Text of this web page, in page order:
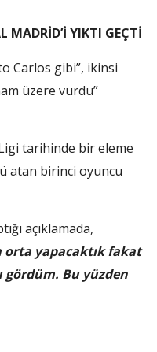
MADRİD’İ YIKTI GEÇTİ
Carlos gibi”, ikinsi
üzere vurdu”
tarihinde bir eleme
atan birinci oyuncu
açıklamada,
orta yapacaktık fakat
Bu yüzden